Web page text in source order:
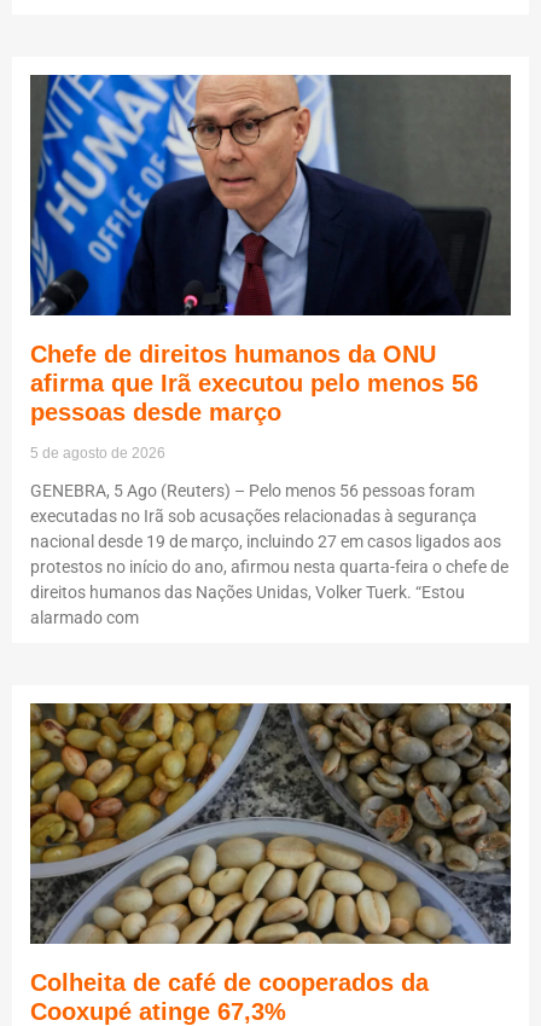
Chefe de direitos humanos da ONU
afirma que Irã executou pelo menos 56
pessoas desde março
5 de agosto de 2026
GENEBRA, 5 Ago (Reuters) – Pelo menos 56 pessoas foram
executadas no Irã sob acusações relacionadas à segurança
nacional desde 19 de março, incluindo 27 em casos ligados aos
protestos no início do ano, afirmou nesta quarta-feira o chefe de
direitos humanos das Nações Unidas, Volker Tuerk. “Estou
alarmado com
Colheita de café de cooperados da
Cooxupé atinge 67,3%